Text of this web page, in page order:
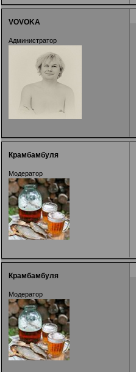
VOVOKA
Администратор
Крамбамбуля
Модератор
Крамбамбуля
Модератор